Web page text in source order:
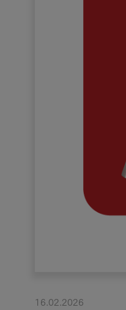
16.02.2026